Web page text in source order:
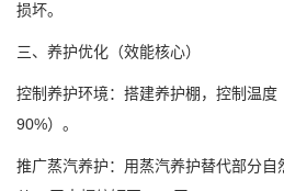
损坏。
三、养护优化（效能核心）
控制养护环境：搭建养护棚，控制温
90%）。
推广蒸汽养护：用蒸汽养护替代部分自